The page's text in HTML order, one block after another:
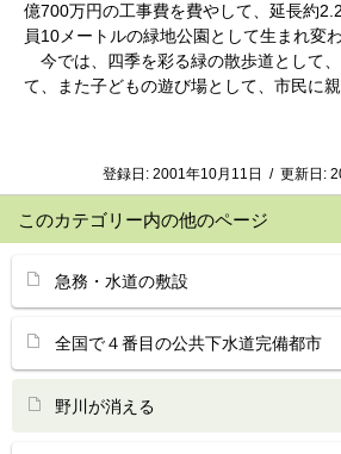
億700万円の工事費を費やして、延長約
員10メートルの緑地公園として生まれ変わ
今では、四季を彩る緑の散歩道として
て、また子どもの遊び場として、市民に親
登録日: 2001年10月11日 / 更新日:
このカテゴリー内の他のページ
急務・水道の敷設
全国で４番目の公共下水道完備都市
野川が消える